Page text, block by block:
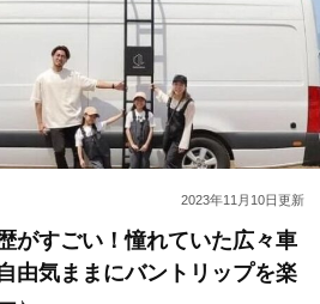
2023年11月10日更新
がすごい！憧れていた広々車
由気ままにバントリップを楽